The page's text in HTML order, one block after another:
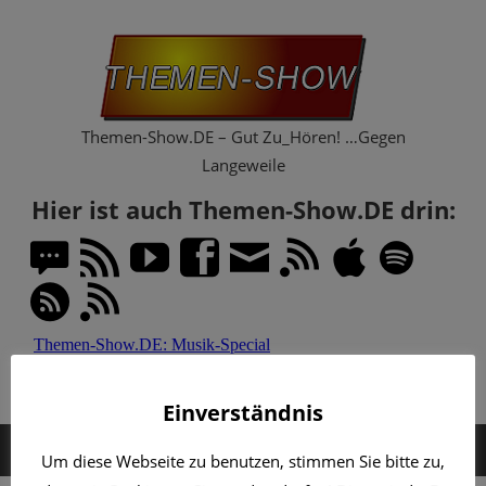
Themen-Show.DE – Gut Zu_Hören! …Gegen
Langeweile
Hier ist auch Themen-Show.DE drin:
MENÜ
Einverständnis
Um diese Webseite zu benutzen, stimmen Sie bitte zu,